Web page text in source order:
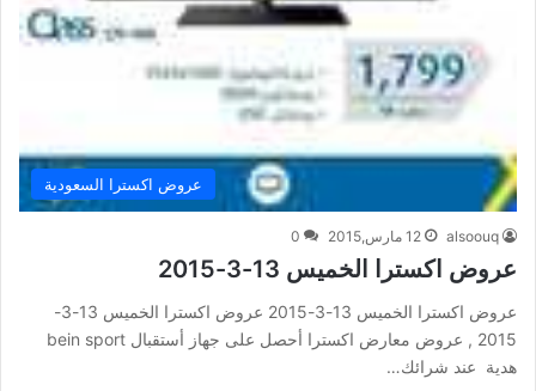
عروض اكسترا السعودية
alsoouq 12 مارس,2015 0
عروض اكسترا الخميس 13-3-2015
عروض اكسترا الخميس 13-3-2015 عروض اكسترا الخميس 13-3-
2015 , عروض معارض اكسترا أحصل على جهاز أستقبال bein sport
هدية عند شرائك…